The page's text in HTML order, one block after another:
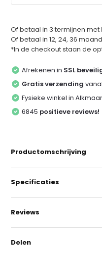
Of betaal in 3 termijnen met
Of betaal in 12, 24, 36
*In de checkout staan de
Afrekenen in SSL
Gratis verzending
Fysieke winkel in Alkmaar
6845 positieve reviews!
Productomschrijving
Specificaties
Reviews
Delen